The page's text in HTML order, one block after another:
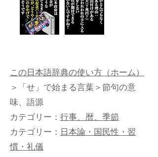
この日本語辞典の使い方（ホーム）
＞ 「せ」で始まる言葉＞節句の意
味、語源
カテゴリー： 行事、暦、季節
カテゴリー： 日本論・国民性・習
慣・礼儀